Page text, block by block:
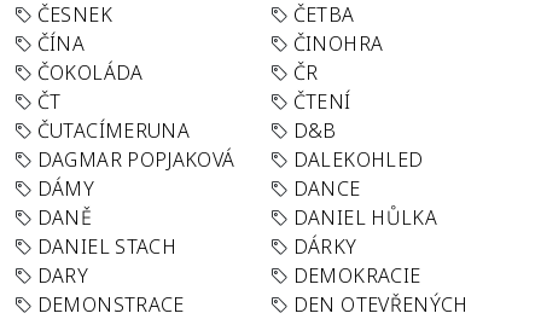
ČESNEK
ČETBA
ČÍNA
ČINOHRA
ČOKOLÁDA
ČR
ČT
ČTENÍ
ČUTACÍMERUNA
D&B
DAGMAR POPJAKOVÁ
DALEKOHLED
DÁMY
DANCE
DANĚ
DANIEL HŮLKA
DANIEL STACH
DÁRKY
DARY
DEMOKRACIE
DEMONSTRACE
DEN OTEVŘENÝCH